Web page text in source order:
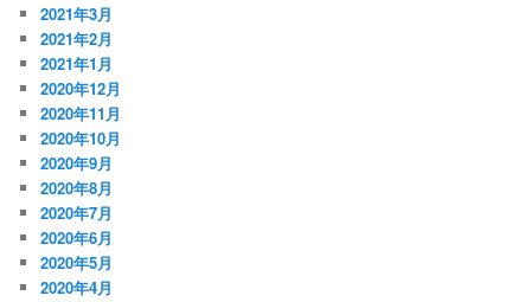
2021年3月
2021年2月
2021年1月
2020年12月
2020年11月
2020年10月
2020年9月
2020年8月
2020年7月
2020年6月
2020年5月
2020年4月